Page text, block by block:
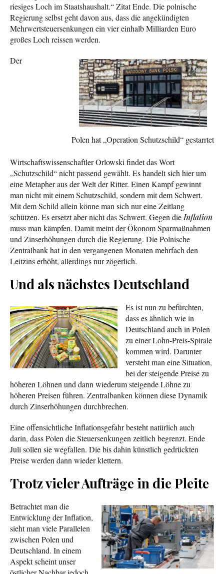
riesiges Loch im Staatshaushalt.“ Zitat Ende. Die polnische
Regierung selbst geht davon aus, dass die angekündigten
Mehrwertsteuersenkungen ein vier einhalb Milliarden Euro
großes Loch reissen werden.
Polen hat „Operation Schutzschild“ gestarrtet
Der
Wirtschaftswissenschaftler Orlowski findet das Wort
„Schutzschild“ nicht passend gewählt. Es handelt sich hier um
eine Metapher aus der Welt der Ritter. Einen Kampf gewinnt
man nicht mit einem Schutzschild, sondern mit dem Schwert.
Mit dem Schild allein könne man sich nur eine Zeitlang
schützen. Es ersetzt aber nicht das Schwert. Gegen die Inflation
muss man kämpfen. Damit meint der Ökonom Sparmaßnahmen
und Zinserhöhungen durch die Regierung. Die Polnische
Zentralbank hat in den vergangenen Monaten mehrfach den
Leitzins erhöht, allerdings nur zögerlich.
Und als nächstes Deutschland
Es ist nun zu befürchten,
dass es ähnlich wie in
Deutschland auch in Polen
zu einer Lohn-Preis-Spirale
kommen wird. Darunter
versteht man eine Situation,
bei der steigende Preise zu
höheren Löhnen und dann wiederum steigende Löhne zu
höheren Preisen führen. Zentralbanken können diese Dynamik
durch Zinserhöhungen durchbrechen.
Eine offensichtliche Inflationsgefahr besteht natürlich auch
darin, dass Polen die Steuersenkungen zeitlich begrenzt. Ende
Juli sollen sie wegfallen. Die bis dahin künstlich gedrückten
Preise werden dann wieder klettern.
Trotz vieler Aufträge in die Pleite
Betrachtet man die
Entwicklung der Inflation,
sieht man viele Parallelen
zwischen Polen und
Deutschland. In einem
Aspekt scheint unser